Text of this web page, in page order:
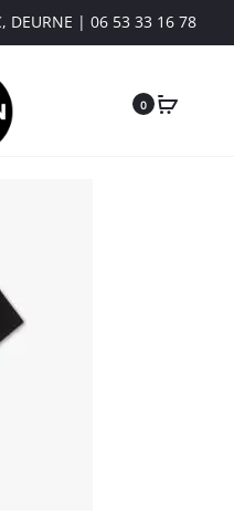
DEURNE | 06 53 33 16 78
0